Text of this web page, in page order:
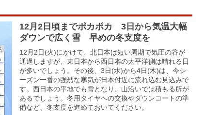
12月2日頃までポカポカ 3日から気温大幅
ダウンで広く雪 早めの冬支度を
12月2日(火)にかけて、北日本は短い周期で気圧の谷が
通過しますが、東日本から西日本の太平洋側は晴れる日
が多いでしょう。その後、3日(水)から4日(木)は、今シ
ーズン一番の強烈な寒気が日本付近に流れ込む見込みで
す。西日本の平地でも雪となり、山沿いでは積もる所が
あるでしょう。冬用タイヤへの交換やダウンコートの準
備など、冬支度を進めておいてください。